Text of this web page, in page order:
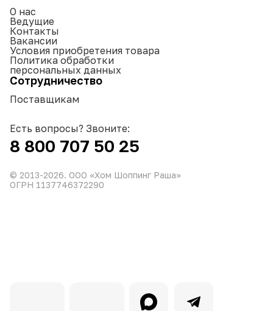
О нас
Ведущие
Контакты
Вакансии
Условия приобретения товара
Политика обработки
персональных данных
Сотрудничество
Поставщикам
Есть вопросы? Звоните:
8 800 707 50 25
© 2013-2026. ООО «Хом Шоппинг Раша»
ОГРН 1137746372290